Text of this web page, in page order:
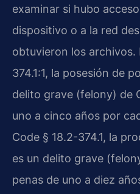
examinar si hubo
dispositivo o a la red
obtuvieron los archivos.
374.1:1, la posesión de
delito grave (felony) de
uno a cinco años por
Code § 18.2-374.1, la
es un delito grave
penas de uno a diez